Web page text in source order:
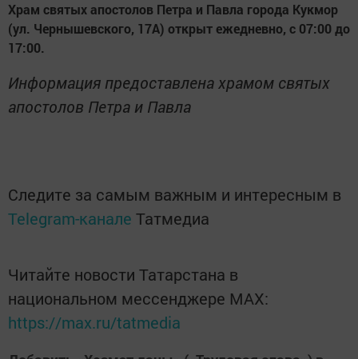
Храм святых апостолов Петра и Павла города Кукмор
(ул. Чернышевского, 17А) открыт ежедневно, с 07:00 до
17:00.
Информация предоставлена храмом святых
апостолов Петра и Павла
Следите за самым важным и интересным в
Telegram-канале Татмедиа
Читайте новости Татарстана в
национальном мессенджере MАХ:
https://max.ru/tatmedia